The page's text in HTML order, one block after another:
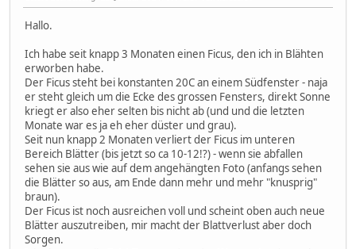
Hallo.
Ich habe seit knapp 3 Monaten einen Ficus, den ich in Blähten
erworben habe.
Der Ficus steht bei konstanten 20C an einem Südfenster - naja
er steht gleich um die Ecke des grossen Fensters, direkt Sonne
kriegt er also eher selten bis nicht ab (und und die letzten
Monate war es ja eh eher düster und grau).
Seit nun knapp 2 Monaten verliert der Ficus im unteren
Bereich Blätter (bis jetzt so ca 10-12!?) - wenn sie abfallen
sehen sie aus wie auf dem angehängten Foto (anfangs sehen
die Blätter so aus, am Ende dann mehr und mehr "knusprig"
braun).
Der Ficus ist noch ausreichen voll und scheint oben auch neue
Blätter auszutreiben, mir macht der Blattverlust aber doch
Sorgen.